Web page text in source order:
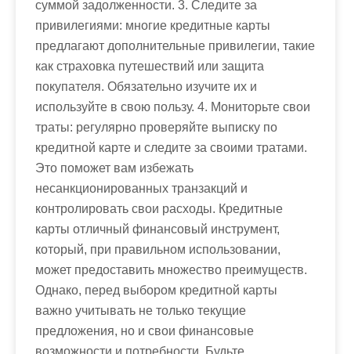
суммой задолженности. 3. Следите за
привилегиями: многие кредитные карты
предлагают дополнительные привилегии, такие
как страховка путешествий или защита
покупателя. Обязательно изучите их и
используйте в свою пользу. 4. Мониторьте свои
траты: регулярно проверяйте выписку по
кредитной карте и следите за своими тратами.
Это поможет вам избежать
несанкционированных транзакций и
контролировать свои расходы. Кредитные
карты отличный финансовый инструмент,
который, при правильном использовании,
может предоставить множество преимуществ.
Однако, перед выбором кредитной карты
важно учитывать не только текущие
предложения, но и свои финансовые
возможности и потребности. Будьте